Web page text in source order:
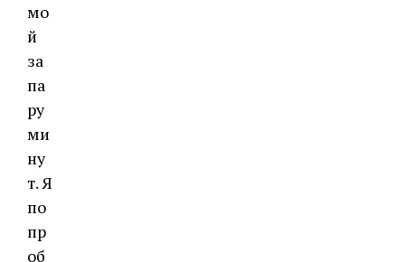
мо
й
за
па
ру
ми
ну
т. Я
по
пр
об